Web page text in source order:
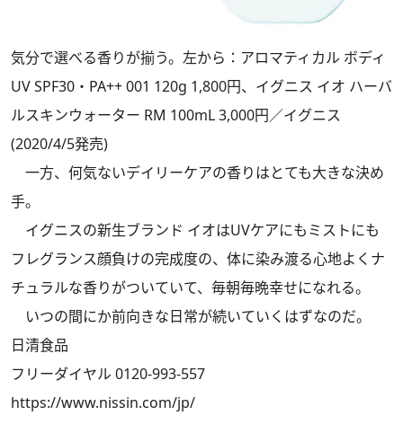
気分で選べる香りが揃う。左から：アロマティカル ボディ
UV SPF30・PA++ 001 120g 1,800円、イグニス イオ ハーバ
ルスキンウォーター RM 100mL 3,000円／イグニス
(2020/4/5発売)
一方、何気ないデイリーケアの香りはとても大きな決め
手。
イグニスの新生ブランド イオはUVケアにもミストにも
フレグランス顔負けの完成度の、体に染み渡る心地よくナ
チュラルな香りがついていて、毎朝毎晩幸せになれる。
いつの間にか前向きな日常が続いていくはずなのだ。
日清食品
フリーダイヤル 0120-993-557
https://www.nissin.com/jp/